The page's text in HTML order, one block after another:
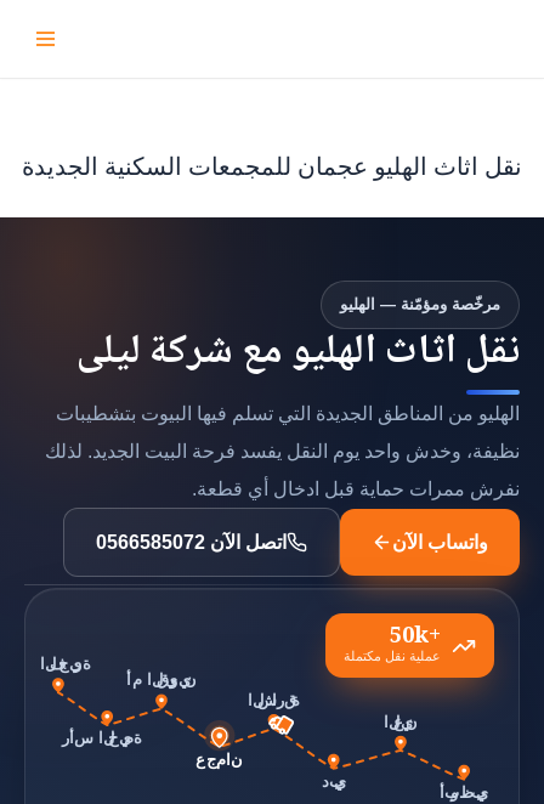
نقل اثاث الهليو عجمان للمجمعات السكنية الجديدة
مرخّصة ومؤمّنة — الهليو
نقل اثاث الهليو مع شركة ليلى
الهليو من المناطق الجديدة التي تسلم فيها البيوت بتشطيبات
نظيفة، وخدش واحد يوم النقل يفسد فرحة البيت الجديد. لذلك
نفرش ممرات حماية قبل ادخال أي قطعة.
واتساب الآن اتصل الآن 0566585072
50k+
عملية نقل مكتملة
أبوظبي
العين
دبي
الشارقة
عجمان
أم القيوين
رأس الخيمة
الفجيرة